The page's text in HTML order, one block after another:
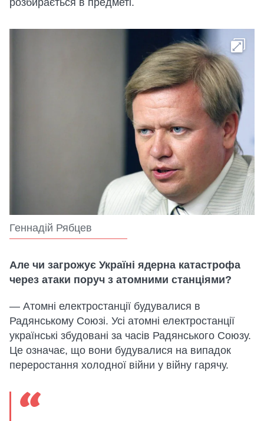
розбирається в предметі.
Геннадій Рябцев
Але чи загрожує Україні ядерна катастрофа
через атаки поруч з атомними станціями?
— Атомні електростанції будувалися в
Радянському Союзі. Усі атомні електростанції
українські збудовані за часів Радянського Союзу.
Це означає, що вони будувалися на випадок
переростання холодної війни у війну гарячу.